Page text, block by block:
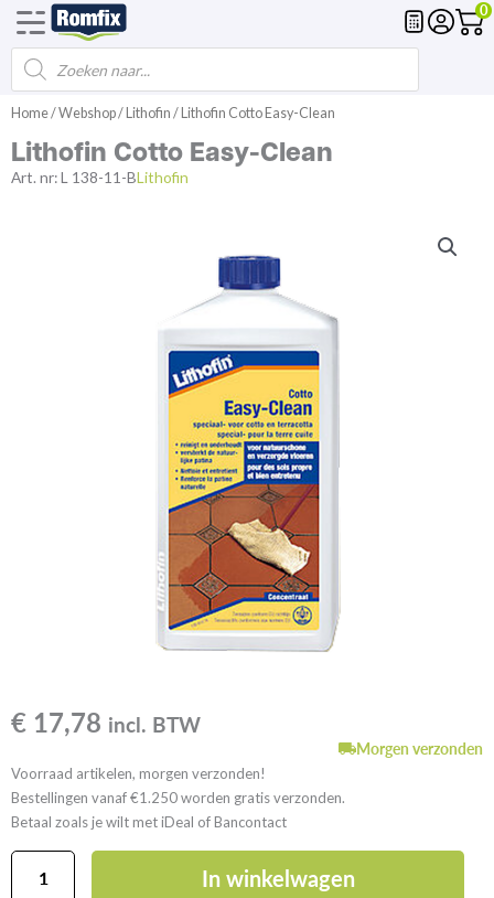
Ga
naar
de
inhoud
0
Producten
zoekenVoegmortel
Home/Webshop/Lithofin / Lithofin Cotto Easy-Clean
Lithofin Cotto Easy-Clean
Art. nr:L 138-11-BLithofin
€ 17,78 incl. BTW
Morgen verzonden
Voorraad artikelen, morgen verzonden!
Bestellingen vanaf €1.250 worden gratis verzonden.
Betaal zoals je wilt met iDeal of Bancontact
Lithofin
Cotto
In winkelwagen